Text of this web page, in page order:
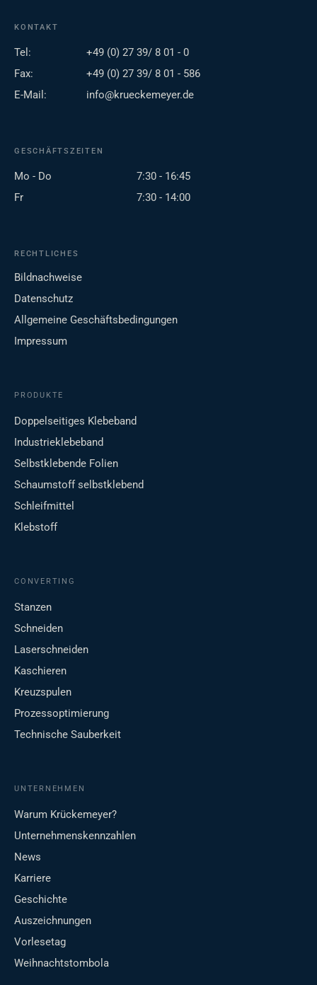
KONTAKT
Tel:
+49 (0) 27 39/ 8 01 - 0
Fax:
+49 (0) 27 39/ 8 01 - 586
E-Mail:
info@krueckemeyer.de
GESCHÄFTSZEITEN
Mo - Do
7:30 - 16:45
Fr
7:30 - 14:00
RECHTLICHES
Bildnachweise
Datenschutz
Allgemeine Geschäftsbedingungen
Impressum
PRODUKTE
Doppelseitiges Klebeband
Industrieklebeband
Selbstklebende Folien
Schaumstoff selbstklebend
Schleifmittel
Klebstoff
CONVERTING
Stanzen
Schneiden
Laserschneiden
Kaschieren
Kreuzspulen
Prozessoptimierung
Technische Sauberkeit
UNTERNEHMEN
Warum Krückemeyer?
Unternehmenskennzahlen
News
Karriere
Geschichte
Auszeichnungen
Vorlesetag
Weihnachtstombola